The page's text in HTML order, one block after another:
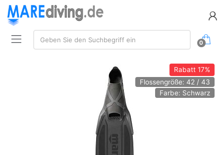
Suche:
Geben Sie den Suchbegriff ein
0
Rabatt17%
Flossengröße: 42 / 43
Farbe: Schwarz